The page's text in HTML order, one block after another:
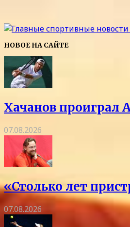
НОВОЕ НА САЙТЕ
Хачанов проиграл
07.08.2026
«Столько лет
07.08.2026